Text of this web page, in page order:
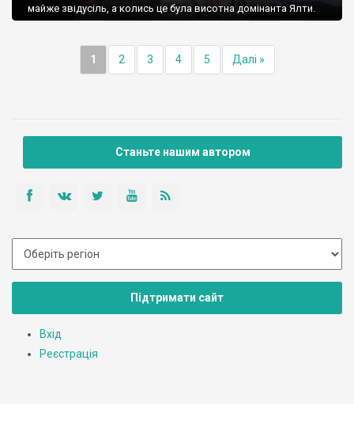
майже звідусіль, а колись це була висотна домінанта Ялти.
1 2 3 4 5 Далі »
Станьте нашим автором
Підтримати сайт
Вхід
Реєстрація